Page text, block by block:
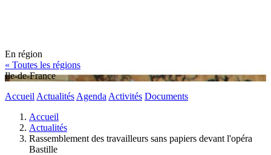
En région
« Toutes les régions
Ile-de-France
Accueil Actualités Agenda Activités Documents
Accueil
Actualités
Rassemblement des travailleurs sans papiers devant l'opéra
Bastille